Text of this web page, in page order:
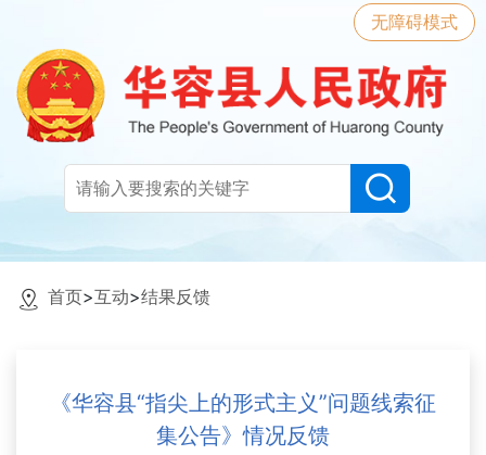
无障碍模式
首页>互动>结果反馈
《华容县“指尖上的形式主义”问题线索征
集公告》情况反馈